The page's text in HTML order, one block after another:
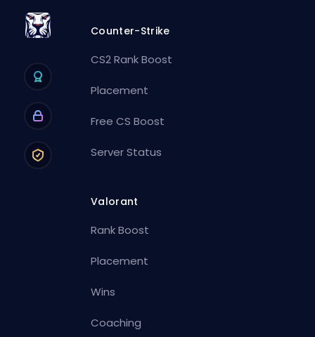
Counter-Strike
CS2 Rank Boost
Placement
Free CS Boost
Server Status
Valorant
Rank Boost
Placement
Wins
Coaching